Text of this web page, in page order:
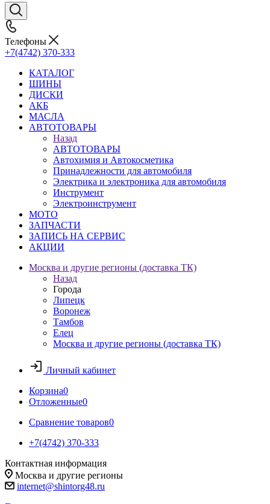
Телефоны
+7(4742) 370-333
КАТАЛОГ
ШИНЫ
ДИСКИ
АКБ
МАСЛА
АВТОТОВАРЫ
Назад
АВТОТОВАРЫ
Автохимия и Автокосметика
Принадлежности для автомобиля
Электрика и электроника для автомобиля
Инструмент
Электроинструмент
МОТО
ЗАПЧАСТИ
ЗАПИСЬ НА СЕРВИС
АКЦИИ
Москва и другие регионы (доставка ТК)
Назад
Города
Липецк
Воронеж
Тамбов
Елец
Москва и другие регионы (доставка ТК)
Личный кабинет
Корзина0
Отложенные0
Сравнение товаров0
+7(4742) 370-333
Контактная информация
Москва и другие регионы
internet@shintorg48.ru